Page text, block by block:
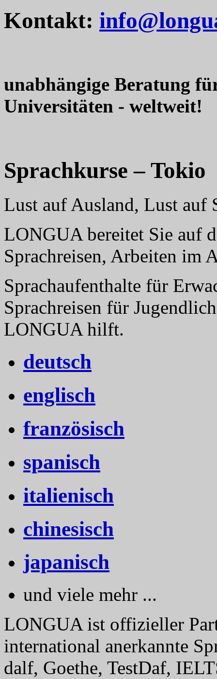
Kontakt:
unabhängige Beratung
Universitäten - weltweit!
Sprachkurse – Tokio
Lust auf Ausland, Lust auf
LONGUA bereitet Sie auf
Sprachreisen, Arbeiten im
Sprachaufenthalte für
Sprachreisen für
LONGUA hilft.
deutsch
englisch
französisch
spanisch
italienisch
chinesisch
japanisch
und viele mehr ...
LONGUA ist offizieller
international anerkannte
dalf, Goethe, TestDaf,